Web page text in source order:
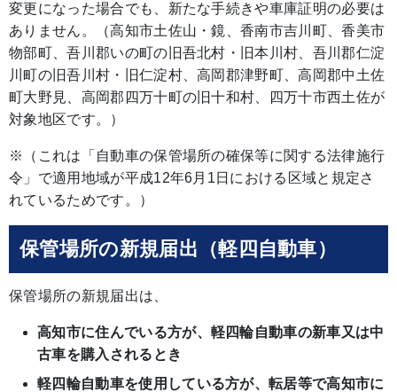
変更になった場合でも、新たな手続きや車庫証明の必要は
ありません。（高知市土佐山・鏡、香南市吉川町、香美市
物部町、吾川郡いの町の旧吾北村・旧本川村、吾川郡仁淀
川町の旧吾川村・旧仁淀村、高岡郡津野町、高岡郡中土佐
町大野見、高岡郡四万十町の旧十和村、四万十市西土佐が
対象地区です。）
※（これは「自動車の保管場所の確保等に関する法律施行
令」で適用地域が平成12年6月1日における区域と規定さ
れているためです。）
保管場所の新規届出（軽四自動車）
保管場所の新規届出は、
高知市に住んでいる方が、軽四輪自動車の新車又は中
古車を購入されるとき
軽四輪自動車を使用している方が、転居等で高知市に